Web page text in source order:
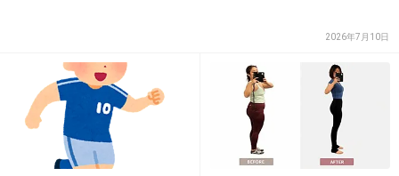
+69
2014/01/05(日) 11:52:58
2026年7月10日